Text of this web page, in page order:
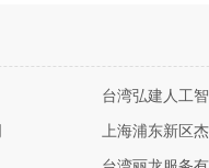
台湾弘建人工
上海浦东新区